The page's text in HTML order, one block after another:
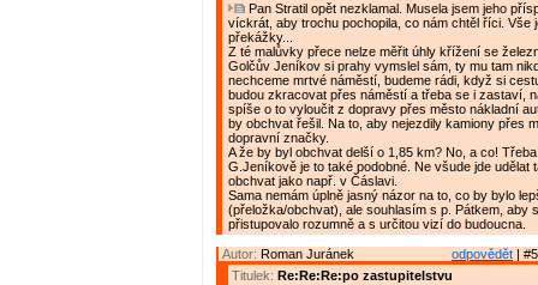
Pan Stratil opět nezklamal. Musela jsem jeho
víckrát, aby trochu pochopila, co nám chtěl říci. Vše
překážky...
Z té malůvky přece nelze měřit úhly křížení se
Golčův Jeníkov si prahy vymslel sám, ty mu tam
nechceme mrtvé náměstí, budeme rádi, když si
budou zkracovat přes náměstí a třeba se i zastaví,
spíše o to vyloučit z dopravy přes město nákladní
by obchvat řešil. Na to, aby nejezdily kamiony přes
dopravní značky.
A že by byl obchvat delší o 1,85 km? No, a co!
G.Jeníkově je to také podobné. Ne všude jde udělat
obchvat jako např. v Čáslavi.
Sama nemám úplně jasný názor na to, co by bylo
(přeložka/obchvat), ale souhlasím s p. Pátkem, aby
přistupovalo rozumně a s určitou vizí do budoucna.
odpovědět |
Autor: Roman Juránek
Titulek: Re:Re:Re:po zastupitelstvu